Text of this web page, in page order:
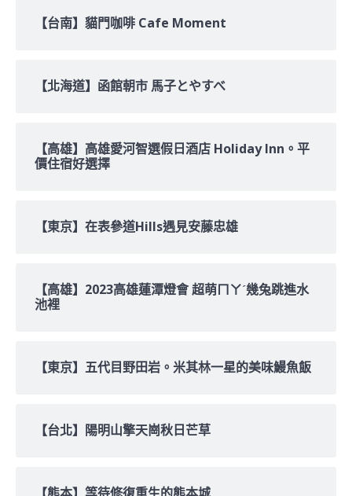
【台南】貓門咖啡 Cafe Moment
【北海道】函館朝市 馬子とやすべ
【高雄】高雄愛河智選假日酒店 Holiday Inn。平
價住宿好選擇
【東京】在表參道Hills遇見安藤忠雄
【高雄】2023高雄蓮潭燈會 超萌ㄇㄚˊ幾兔跳進水
池裡
【東京】五代目野田岩。米其林一星的美味鰻魚飯
【台北】陽明山擎天崗秋日芒草